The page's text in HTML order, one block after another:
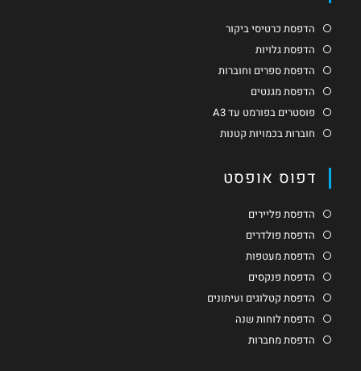
הדפסת כרטיסי ביקור
הדפסת גלויות
הדפסת ספרים וחוברות
הדפסת מגנטים
פוסטרים בפורמט עד A3
חוברות בכמויות קטנות
דפוס אופסט
הדפסת פליירים
הדפסת פולדרים
הדפסת מעטפות
הדפסת פנקסים
הדפסת קטלוגים ועיתונים
הדפסת לוחות שנה
הדפסת מחברות